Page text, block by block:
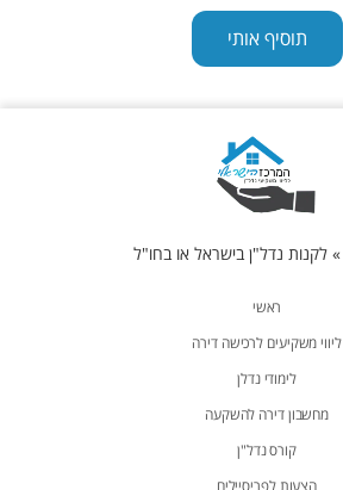
תוסיף אותי
ראשי
ליווי משקיעים לרכישה דירה
לימודי נדלן
מחשבון דירה להשקעה
קורס נדל"ן
הצעות לפריסיילים
»לקנות נדל"ן בישראל או בחו"ל